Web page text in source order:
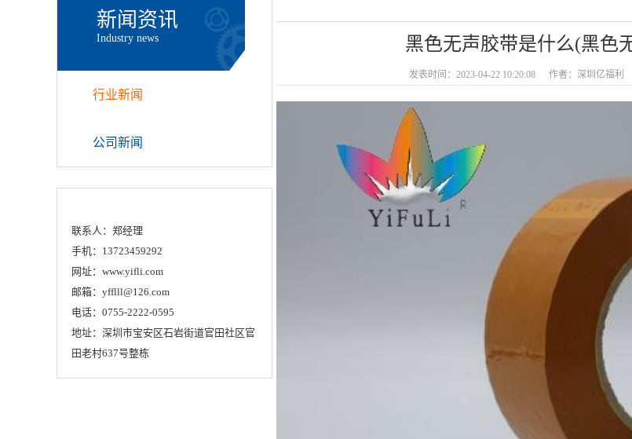
新闻资讯
Industry news
行业新闻
公司新闻
联系人：郑经理
手机：13723459292
网址：www.yifli.com
邮箱：yfflll@126.com
电话：0755-2222-0595
地址：深圳市宝安区石岩街道官田社区官
田老村637号整栋
黑色无声胶带是什么(黑色
发表时间：2023-04-22 10:20:08 作者：深圳亿福利